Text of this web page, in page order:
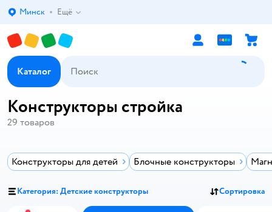
Выбор адреса доставки.
Минск Ещё
Каталог
Конструкторы стройка
29 товаров
Конструкторы для детей Блочные конструкторы
Категория: Детские конструкторы Сортировка